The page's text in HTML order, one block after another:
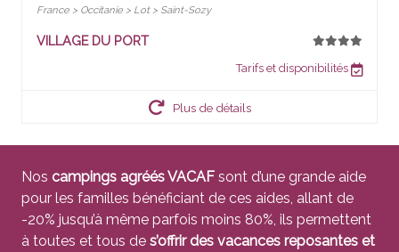
France > Occitanie > Lot > Saint-Sozy
VILLAGE DU PORT
Tarifs et disponibilités
Plus de détails
Nos campings agréés VACAF sont d’une grande aide
pour les familles bénéficiant de ces aides, allant de
-20% jusqu’à même parfois moins 80%, ils permettent
à toutes et tous de s’offrir des vacances reposantes et